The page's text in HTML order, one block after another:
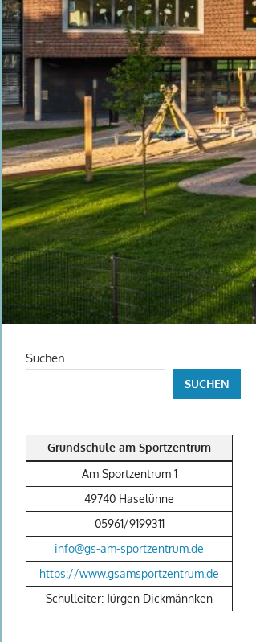
Suchen
SUCHEN
Grundschule am Sportzentrum
Am Sportzentrum 1
49740 Haselünne
05961/9199311
info@gs-am-sportzentrum.de
https://www.gsamsportzentrum.de
Schulleiter: Jürgen Dickmännken